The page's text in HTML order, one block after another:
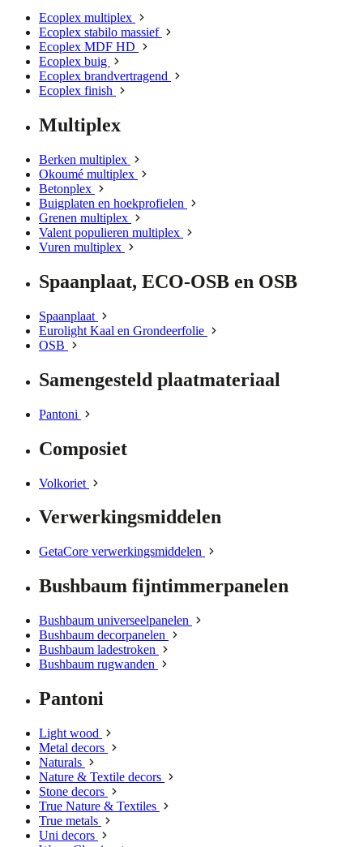
Ecoplex multiplex
Ecoplex stabilo massief
Ecoplex MDF HD
Ecoplex buig
Ecoplex brandvertragend
Ecoplex finish
Multiplex
Berken multiplex
Okoumé multiplex
Betonplex
Buigplaten en hoekprofielen
Grenen multiplex
Valent populieren multiplex
Vuren multiplex
Spaanplaat, ECO-OSB en OSB
Spaanplaat
Eurolight Kaal en Grondeerfolie
OSB
Samengesteld plaatmateriaal
Pantoni
Composiet
Volkoriet
Verwerkingsmiddelen
GetaCore verwerkingsmiddelen
Bushbaum fijntimmerpanelen
Bushbaum universeelpanelen
Bushbaum decorpanelen
Bushbaum ladestroken
Bushbaum rugwanden
Pantoni
Light wood
Metal decors
Naturals
Nature & Textile decors
Stone decors
True Nature & Textiles
True metals
Uni decors